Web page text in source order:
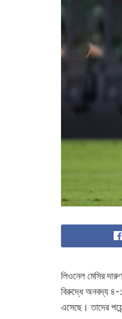
লিওনেল মেসির
বিরুদ্ধে অনবদ্য ৪-১
এসেছে। তাদের